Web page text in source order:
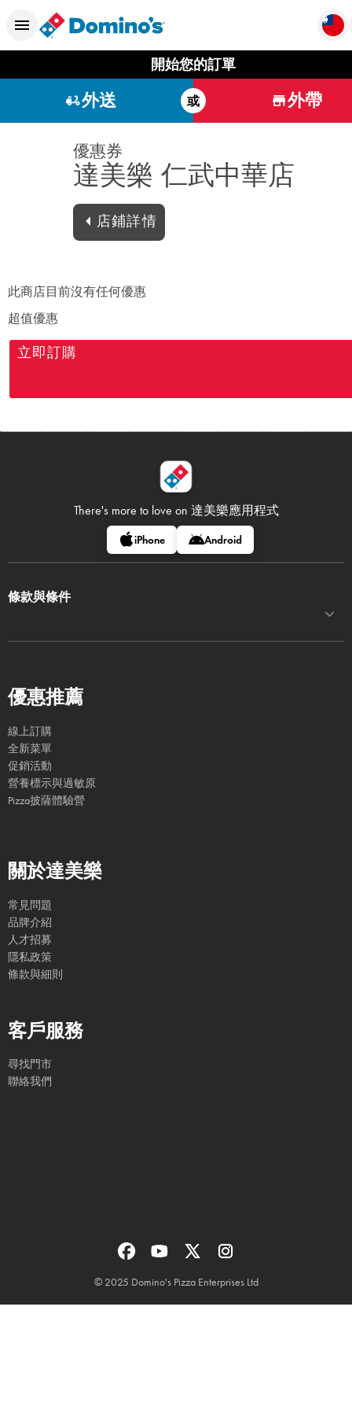
開始您的訂單
外送 或 外帶
優惠券
達美樂 仁武中華店
店鋪詳情
此商店目前沒有任何優惠
超值優惠
立即訂購
There's more to love on 達美樂應用程式
iPhone Android
條款與條件
優惠推薦
線上訂購
全新菜單
促銷活動
營養標示與過敏原
Pizza披薩體驗營
關於達美樂
常見問題
品牌介紹
人才招募
隱私政策
條款與細則
客戶服務
尋找門市
聯絡我們
© 2025 Domino's Pizza Enterprises Ltd